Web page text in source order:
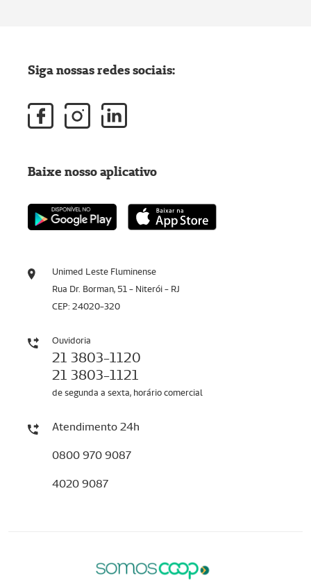
Unimed Leste Fluminense
Rua Dr. Borman, 51 - Niterói - RJ
CEP: 24020-320
Ouvidoria
21 3803-1120
21 3803-1121
de segunda a sexta, horário comercial
Atendimento 24h
0800 970 9087
4020 9087
Siga nossas redes sociais:
Baixe nosso aplicativo